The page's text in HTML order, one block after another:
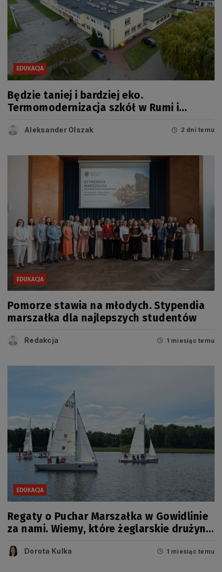
EDUKACJA
Będzie taniej i bardziej eko.
Termomodernizacja szkół w Rumi i
Aleksander Olszak 2 dni temu
EDUKACJA
Pomorze stawia na młodych. Stypendia
marszałka dla najlepszych studentów
Redakcja 1 miesiąc temu
EDUKACJA
Regaty o Puchar Marszałka w Gowidlinie
za nami. Wiemy, które żeglarskie drużyny
Dorota Kulka 1 miesiąc temu